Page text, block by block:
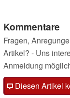
Kommentare
Fragen,
Artikel? - Uns
Anmeldung
Diesen Artikel